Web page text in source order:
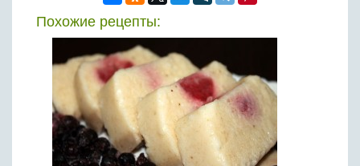
Похожие рецепты: